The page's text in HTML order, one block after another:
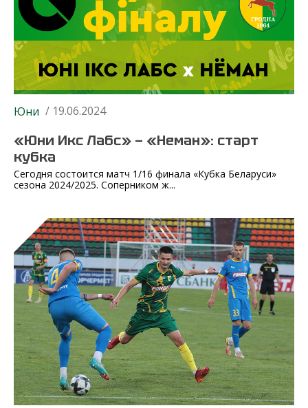
Юни / 19.06.2024
«Юни Икс Лабс» — «Неман»: старт
кубка
Сегодня состоится матч 1/16 финала «Кубка Беларуси»
сезона 2024/2025. Соперником ж...